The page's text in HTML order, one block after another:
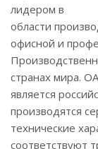
лидером в
области
офисной и
странах мира.
является
производятся
технические
соответствуют